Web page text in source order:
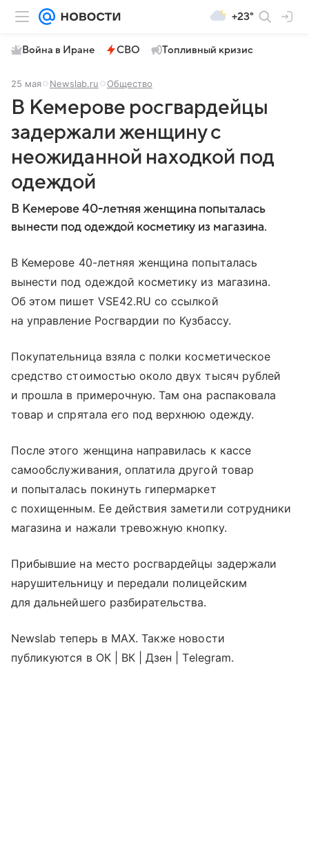
+23°
Война в Иране СВО Топливный кризис
25 мая Newslab.ru Общество
В Кемерове росгвардейцы
задержали женщину с
неожиданной находкой под
одеждой
В Кемерове 40-летняя женщина попыталась
вынести под одеждой косметику из магазина.
В Кемерове 40-летняя женщина попыталась
вынести под одеждой косметику из магазина.
Об этом пишет VSE42.RU со ссылкой
на управление Росгвардии по Кузбассу.
Покупательница взяла с полки косметическое
средство стоимостью около двух тысяч рублей
и прошла в примерочную. Там она распаковала
товар и спрятала его под верхнюю одежду.
После этого женщина направилась к кассе
самообслуживания, оплатила другой товар
и попыталась покинуть гипермаркет
с похищенным. Ее действия заметили сотрудники
магазина и нажали тревожную кнопку.
Прибывшие на место росгвардейцы задержали
нарушительницу и передали полицейским
для дальнейшего разбирательства.
Newslab теперь в МАХ. Также новости
публикуются в ОК | ВК | Дзен | Telegram.